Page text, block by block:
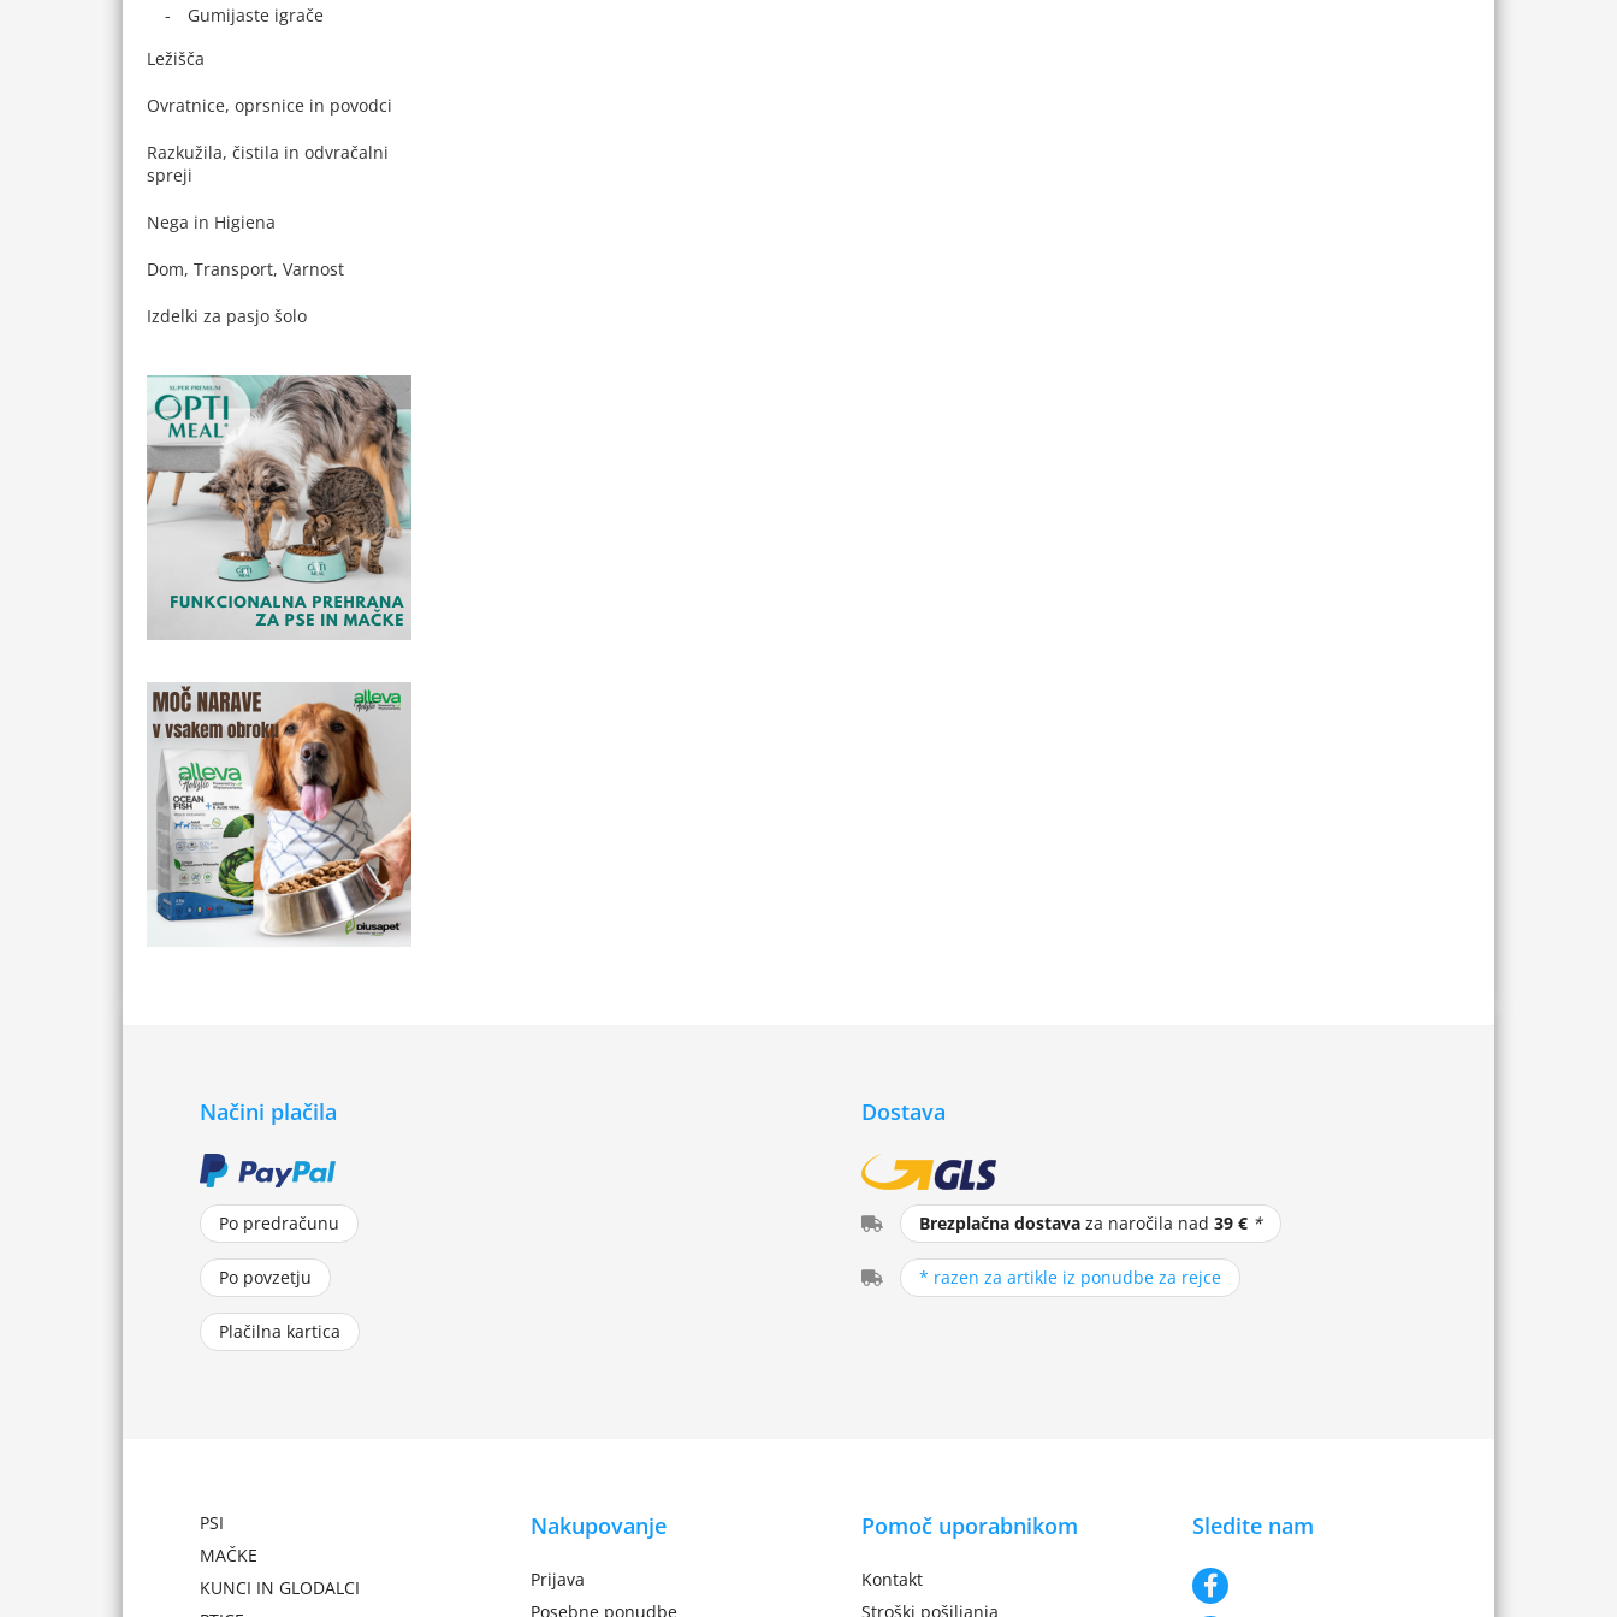
Gumijaste igrače
Ležišča
Ovratnice, oprsnice in povodci
Razkužila, čistila in odvračalni
spreji
Nega in Higiena
Dom, Transport, Varnost
Izdelki za pasjo šolo
Načini plačila
Po predračunu
Po povzetju
Plačilna kartica
Dostava
Brezplačna dostavaza naročila nad 39 € *
* razen za artikle iz ponudbe za rejce
PSI
MAČKE
KUNCI IN GLODALCI
Nakupovanje
Prijava
Posebne ponudbe
Pomoč uporabnikom
Kontakt
Stroški pošiljanja
Sledite nam